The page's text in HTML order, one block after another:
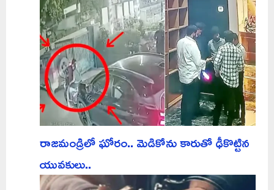
రాజమండ్రిలో ఘోరం.. మెడికోను కారుతో ఢీకొట్టిన
యువకులు..